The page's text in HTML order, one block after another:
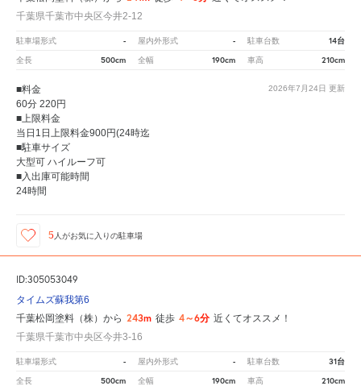
千葉県千葉市中央区今井2-12
駐車場形式 - 屋内外形式 - 駐車台数 14台
全長 500cm 全幅 190cm 車高 210cm
2026年7月24日 更新
■料金
60分 220円
■上限料金
当日1日上限料金900円(24時迄
■駐車サイズ
大型可 ハイルーフ可
■入出庫可能時間
24時間
5 人がお気に入りの駐車場
ID:305053049
タイムズ蘇我第6
千葉松岡塗料（株）から 243m 徒歩 4～6分 近くてオススメ！
千葉県千葉市中央区今井3-16
駐車場形式 - 屋内外形式 - 駐車台数 31台
全長 500cm 全幅 190cm 車高 210cm